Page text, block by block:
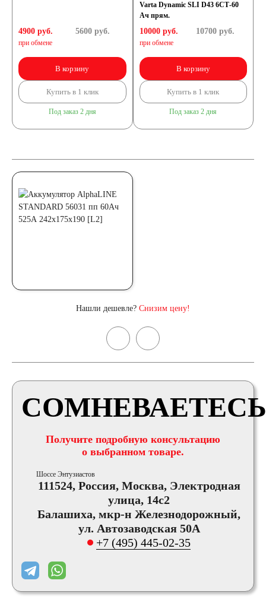
4900 руб.
при обмене
5600руб.
В корзину
Купить в 1 клик
Под заказ 2 дня
Varta Dynamic SLI D43 6СТ-60
Ач прям.
10000 руб.
при обмене
10700 руб.
В корзину
Купить в 1 клик
Под заказ 2 дня
Нашли дешевле? Снизим цену!
Получите подробную консультацию
о выбранном товаре.
Шоссе Энтузиастов
111524, Россия, Москва, Электродная
улица, 14с2
Балашиха, мкр-н Железнодорожный,
ул. Автозаводская 50А
+7 (495) 445-02-35